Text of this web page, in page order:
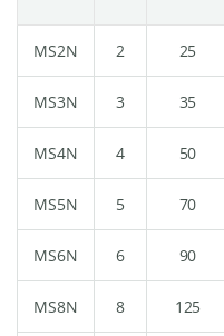
MS2N 2 25
MS3N 3 35
MS4N 4 50
MS5N 5 70
MS6N 6 90
MS8N 8 125